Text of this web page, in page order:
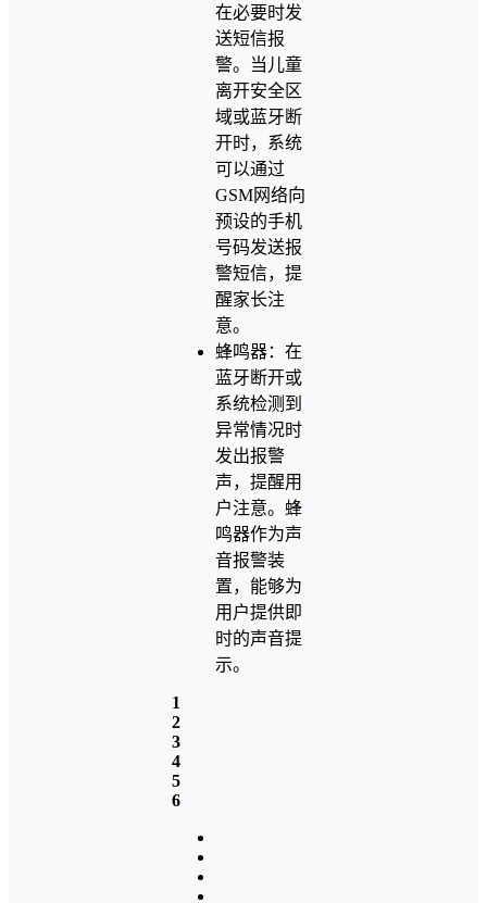
在必要时发
送短信报
警。当儿童
离开安全区
域或蓝牙断
开时，系统
可以通过
GSM网络向
预设的手机
号码发送报
警短信，提
醒家长注
意。
蜂鸣器：在
蓝牙断开或
系统检测到
异常情况时
发出报警
声，提醒用
户注意。蜂
鸣器作为声
音报警装
置，能够为
用户提供即
时的声音提
示。
1
2
3
4
5
6